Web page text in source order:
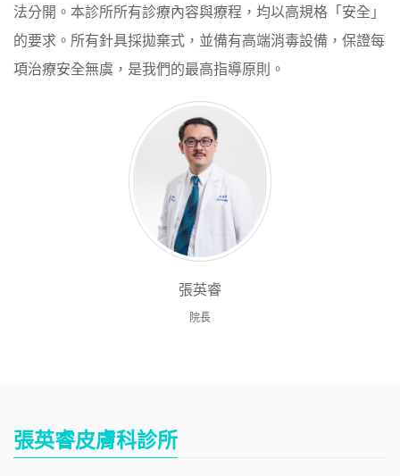
法分開。本診所所有診療內容與療程，均以高規格「安全」
的要求。所有針具採拋棄式，並備有高端消毒設備，保證每
項治療安全無虞，是我們的最高指導原則。
張英睿
院長
張英睿皮膚科診所